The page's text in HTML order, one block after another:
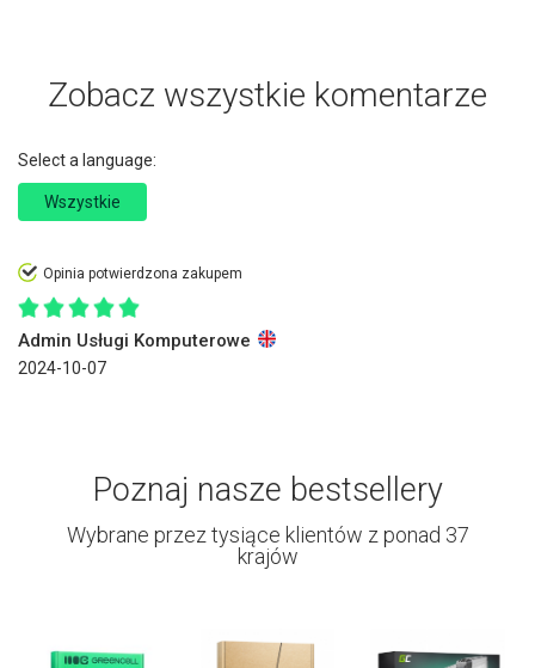
Zobacz wszystkie komentarze
Select a language:
Wszystkie
Opinia potwierdzona zakupem
Admin Usługi Komputerowe
2024-10-07
Poznaj nasze bestsellery
Wybrane przez tysiące klientów z ponad 37
krajów